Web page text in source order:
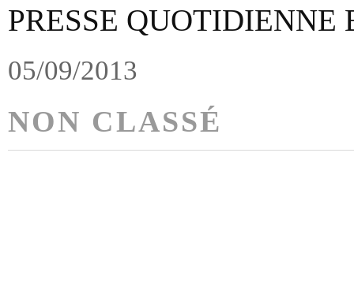
PRESSE
05/09/2013
NON CLASSÉ